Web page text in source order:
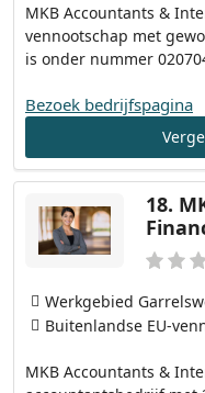
MKB Accountants &
vennootschap met
is onder nummer
Bezoek bedrijfspagina
18.
MKB Accountants &
Werkgebied
Buitenlandse EU-